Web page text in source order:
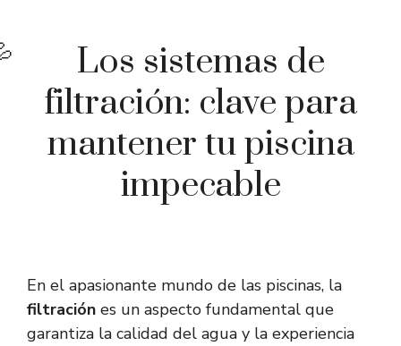
Los sistemas de
filtración: clave para
mantener tu piscina
impecable
En el apasionante mundo de las piscinas, la
filtración es un aspecto fundamental que
garantiza la calidad del agua y la experiencia